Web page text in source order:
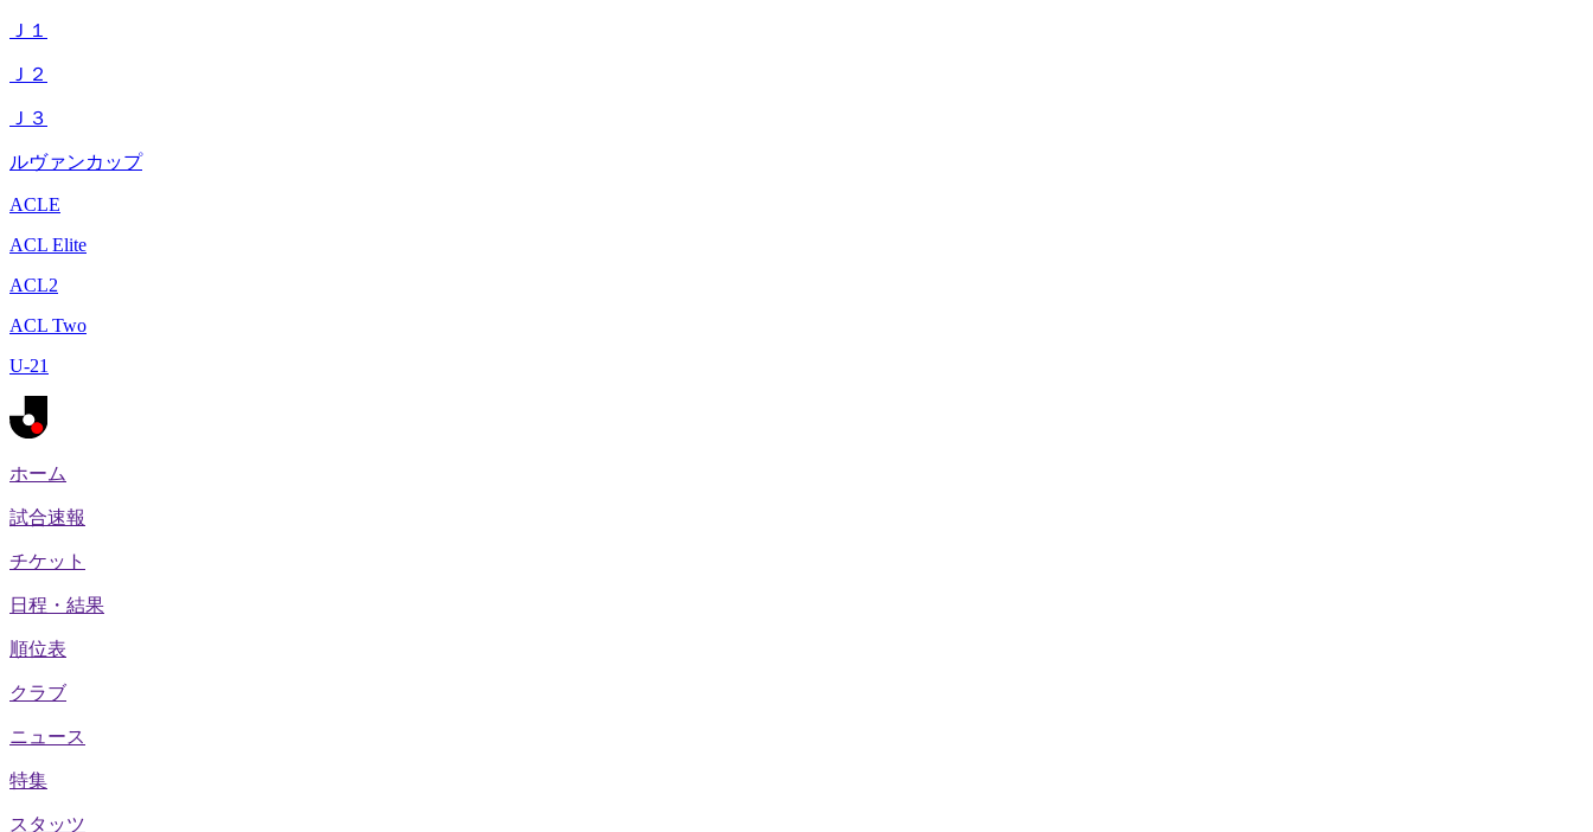
Ｊ１
Ｊ２
Ｊ３
ルヴァンカップ
ACLE
ACL Elite
ACL2
ACL Two
U-21
ホーム
試合速報
チケット
日程・結果
順位表
クラブ
ニュース
特集
スタッツ